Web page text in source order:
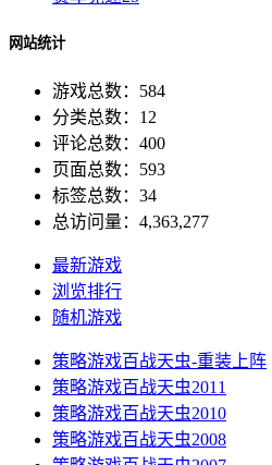
网站统计
游戏总数：584
分类总数：12
评论总数：400
页面总数：593
标签总数：34
总访问量：4,363,277
最新游戏
浏览排行
随机游戏
策略游戏百战天虫-重装上阵
策略游戏百战天虫2011
策略游戏百战天虫2010
策略游戏百战天虫2008